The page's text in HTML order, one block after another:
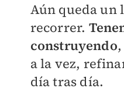
Aún queda un
recorrer.
construyendo
a la vez,
día tras día.